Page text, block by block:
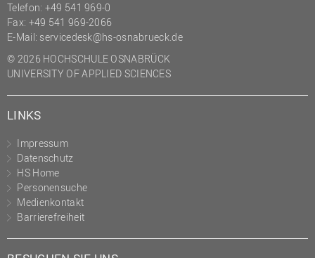
Telefon: +49 541 969-0
Fax: +49 541 969-2066
E-Mail: servicedesk@hs-osnabrueck.de
© 2026 HOCHSCHULE OSNABRÜCK
UNIVERSITY OF APPLIED SCIENCES
LINKS
Impressum
Datenschutz
HS Home
Personensuche
Medienkontakt
Barrierefreiheit